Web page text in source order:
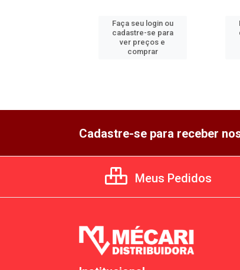
Faça seu login ou
cadastre-se para
ver preços e
comprar
Cadastre-se para receber
Meus Pedidos